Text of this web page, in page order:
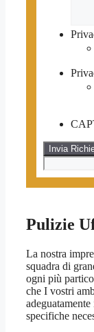
Pulizie
La nostra
squadra di
ogni più
che I vostri
specifiche